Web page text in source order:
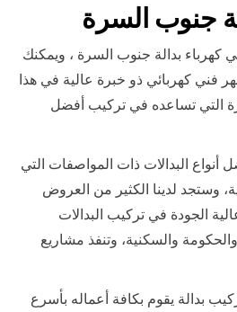
جنوب السرة
كهرباء بدالة جنوب السرة ، ويمكنك
فني كهربائي ذو خبرة عالية في هذا
التي تساعده في تركيب أفضل
أنواع البدالات ذات المواصفات التي
وستجد لدينا الكثير من العروض
الجودة في تركيب البدالات
والسكنية، وتنفذ مشاريع
بدالة يقوم بكافة أعماله بأسرع